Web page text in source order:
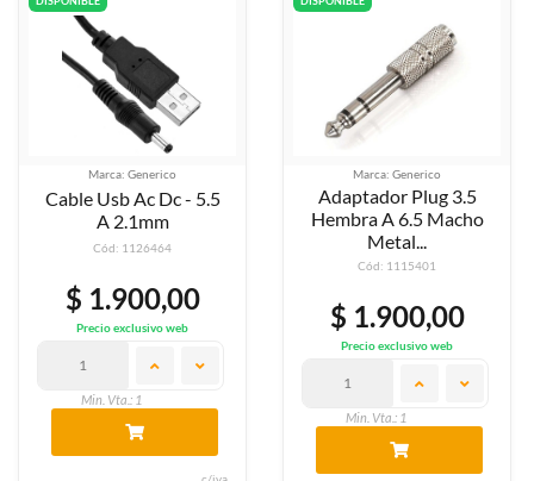
Marca: Generico
Cable Usb Ac Dc - 5.5
A 2.1mm
Cód: 1126464
$ 1.900,00
Precio exclusivo web
Min. Vta.: 1
Marca: Generico
Adaptador Plug 3.5
Hembra A 6.5 Macho
Metal...
Cód: 1115401
$ 1.900,00
Precio exclusivo web
Min. Vta.: 1